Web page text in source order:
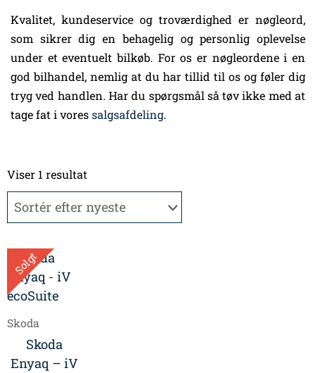
Kvalitet, kundeservice og troværdighed er nøgleord,
som sikrer dig en behagelig og personlig oplevelse
under et eventuelt bilkøb. For os er nøgleordene i en
god bilhandel, nemlig at du har tillid til os og føler dig
tryg ved handlen. Har du spørgsmål så tøv ikke med at
tage fat i voressalgsafdeling.
Viser 1 resultat
Solgt
Skoda
Skoda
Enyaq – iV